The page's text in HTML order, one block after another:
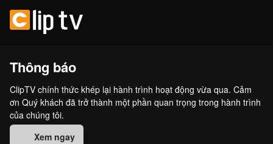
Thông báo
ClipTV chính thức khép lại hành trình hoạt động vừa qua. Cảm
ơn Quý khách đã trở thành một phần quan trọng trong hành trình
của chúng tôi.
Xem ngay